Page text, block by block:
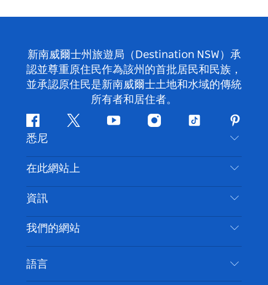
新南威爾士州旅遊局（Destination NSW）承
認並尊重原住民作為該州的首批居民和民族，
並承認原住民是新南威爾士土地和水域的傳統
所有者和居住者。
Facebook嘰
喳
喳
Youtube Instagram
抖
悉尼
聯絡我們
免責聲明
隱私
Cookie 通知
在此網站上
目的地
要做的事情
新南威爾斯州公路旅行
活動
住宿
資訊
旅行資訊
無障礙悉尼
列出您的業務
我們的網站
語言